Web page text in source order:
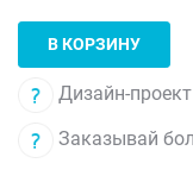
В КОРЗИНУ
Дизайн-
Заказывай